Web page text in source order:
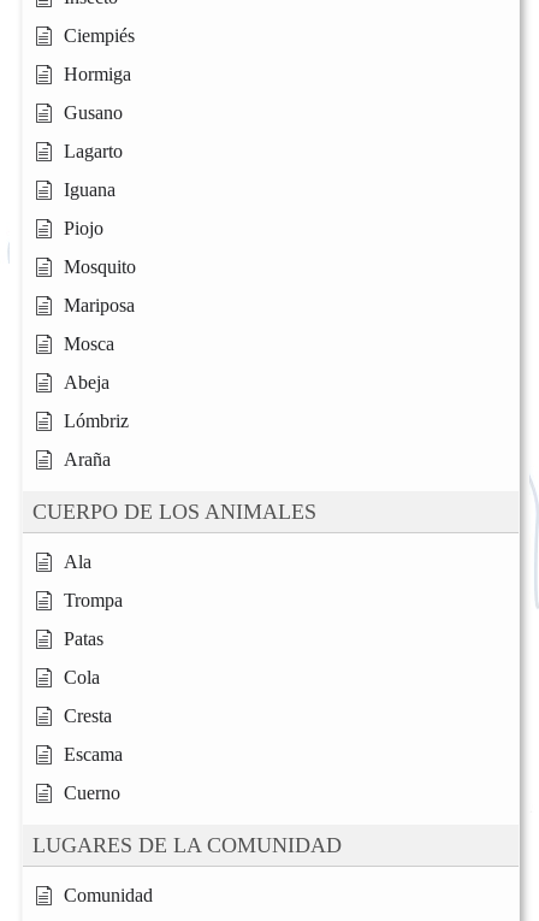
Ciempiés
Hormiga
Gusano
Lagarto
Iguana
Piojo
Mosquito
Mariposa
Mosca
Abeja
Lómbriz
Araña
CUERPO DE LOS ANIMALES
Ala
Trompa
Patas
Cola
Cresta
Escama
Cuerno
LUGARES DE LA COMUNIDAD
Comunidad